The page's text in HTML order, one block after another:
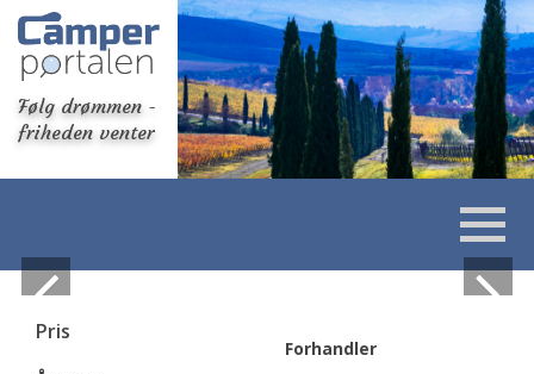
Følg drømmen -
friheden venter
Pris
Forhandler